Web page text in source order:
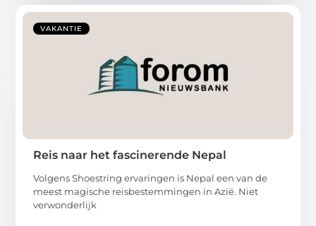
VAKANTIE
Reis naar het fascinerende Nepal
Volgens Shoestring ervaringen is Nepal een van de
meest magische reisbestemmingen in Azië. Niet
verwonderlijk